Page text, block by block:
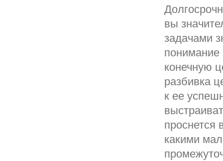
вы
задачами
понимание
конечную
разбивка
к ее
проснется
какими